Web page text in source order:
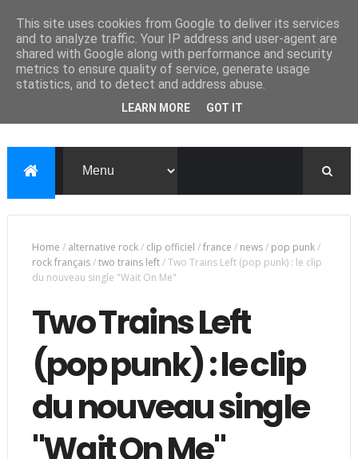
Home / alternative rock/ clip officiel /france / news/ pop punk/
rock français/two trains left/Two Trains Left (pop punk) : le clip
du nouveau single "Wait On Me"
Two Trains Left
(pop punk) : le clip
du nouveau single
"Wait On Me"
This site uses cookies from Google to deliver its services
and to analyze traffic. Your IP address and user-agent are
shared with Google along with performance and security
metrics to ensure quality of service, generate usage
statistics, and to detect and address abuse.
LEARN MORE GOT IT